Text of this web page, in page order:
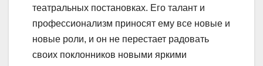
театральных постановках. Его талант и
профессионализм приносят ему все новые и
новые роли, и он не перестает радовать
своих поклонников новыми яркими